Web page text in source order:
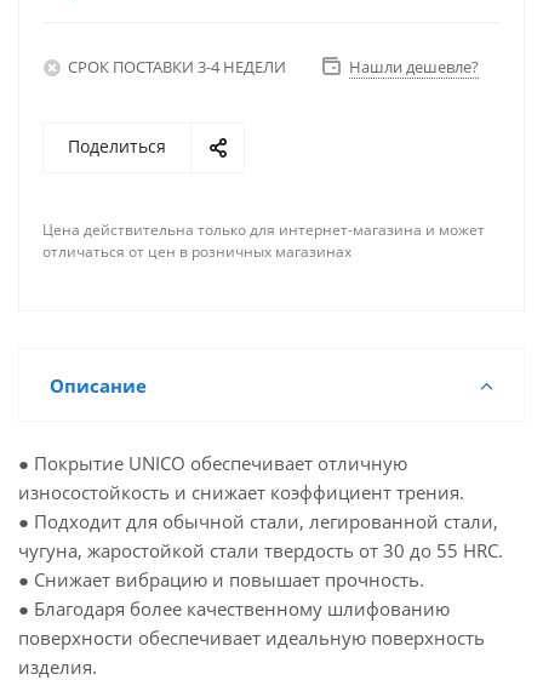
СРОК ПОСТАВКИ 3-4 НЕДЕЛИ Нашли дешевле?
Поделиться
Цена действительна только для интернет-магазина и может
отличаться от цен в розничных магазинах
Описание
● Покрытие UNICO обеспечивает отличную
износостойкость и снижает коэффициент трения.
● Подходит для обычной стали, легированной стали,
чугуна, жаростойкой стали твердость от 30 до 55 HRC.
● Снижает вибрацию и повышает прочность.
● Благодаря более качественному шлифованию
поверхности обеспечивает идеальную поверхность
изделия.